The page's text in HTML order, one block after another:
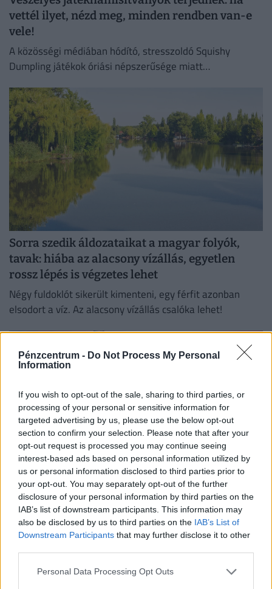
Pénzcentrum - Do Not Process My Personal
Information
If you wish to opt-out of the sale, sharing to third parties, or
processing of your personal or sensitive information for
targeted advertising by us, please use the below opt-out
section to confirm your selection. Please note that after your
opt-out request is processed you may continue seeing
interest-based ads based on personal information utilized by
us or personal information disclosed to third parties prior to
your opt-out. You may separately opt-out of the further
disclosure of your personal information by third parties on the
IAB’s list of downstream participants. This information may
also be disclosed by us to third parties on the IAB’s List of
Downstream Participants that may further disclose it to other
Personal Data Processing Opt Outs
vettél ilyet, nézd meg, minden rendben van-e
vele!
A közösségi médiában hódító, stresszoldó Squishy
Dumpling játékok óriási népszerűsége miatt
hamisítványok.
Sorra szedik áldozataikat a magyar folyók,
tavak: hiába az alacsony vízállás, egyetlen
rossz lépés is végzetes lehet
Négy fuldoklót sikerült kimenteni, egy férfit azonban
elsodort a víz. Az alacsony vízállás csalóka lehet!
Ezt eddig senki nem közölte a Covid-
oltásokról: nagyon fontos dolog derült ki a
megbízhatóságról
Bár a vírus napjainkban, 2026-ban is jelen van, és
esetenként súlyos szövődményeket okoz, az elmúlt évek
adatai egyértelműen igazolják a vakcinák